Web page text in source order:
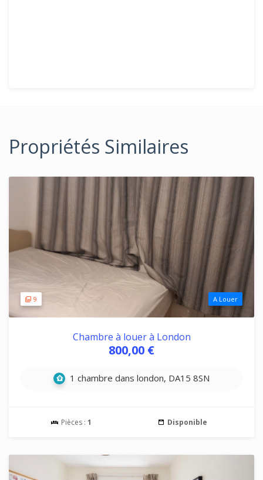
Propriétés Similaires
9 A Louer
Chambre à louer à London
800,00 €
1 chambre dans london, DA15 8SN
Pièces : 1 Disponible